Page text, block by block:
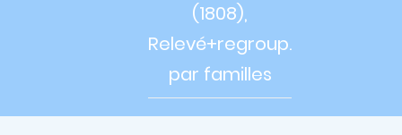
(1808),
Relevé+regroup.
par familles